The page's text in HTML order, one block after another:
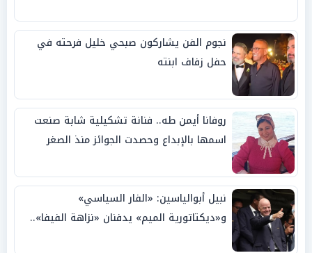
نجوم الفن يشاركون صبحي خليل فرحته في
حفل زفاف ابنته
روفانا أيمن طه.. فنانة تشكيلية شابة صنعت
اسمها بالإبداع وحصدت الجوائز منذ الصغر
نبيل أبوالياسين: «الفار السياسي»
و«ديكتاتورية الميم» يدفنان «نزاهة الفيفا»..